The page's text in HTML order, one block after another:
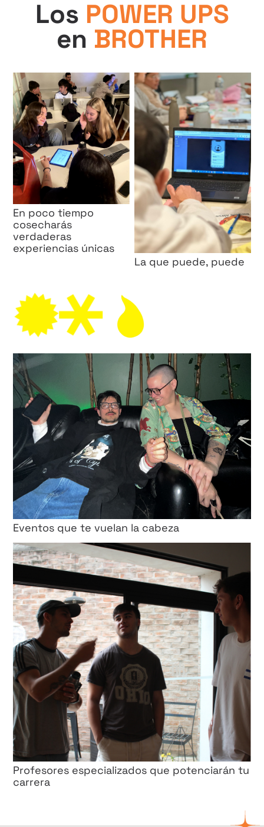
Los POWER UPS
en BROTHER
En poco tiempo
cosecharás
verdaderas
experiencias únicas
La que puede, puede
Eventos que te vuelan la cabeza
Profesores especializados que potenciarán tu
carrera